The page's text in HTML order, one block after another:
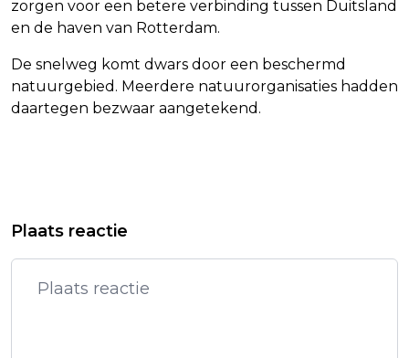
zorgen voor een betere verbinding tussen Duitsland
en de haven van Rotterdam.
De snelweg komt dwars door een beschermd
natuurgebied. Meerdere natuurorganisaties hadden
daartegen bezwaar aangetekend.
GEVANGEN VIA WC'S
DEENSE POLITIE ARRESTEERT
DRIETAL NA EXPLOSIES AMBASSADE
ISRAËL
Plaats reactie